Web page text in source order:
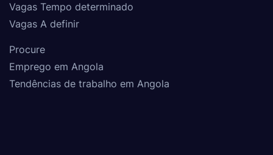
Vagas Tempo determinado
Vagas A definir
Procure
Emprego em Angola
Tendências de trabalho em Angola